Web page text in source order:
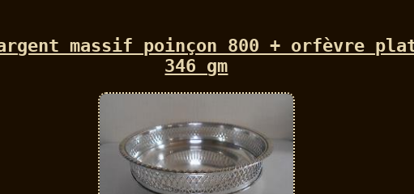
argent massif poinçon 800 + orfèvre
346 gm